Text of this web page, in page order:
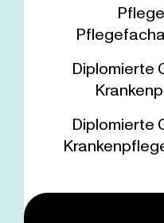
Diplomierte
Diplomierte